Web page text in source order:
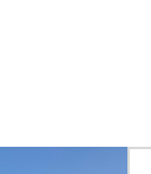
Inhalte zu